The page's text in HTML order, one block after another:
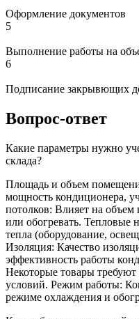
Оформление документов
5
Выполнение работы на
6
Подписание закрывющих
Вопрос-ответ
Какие параметры нужно
склада?
Площадь и объем
мощность кондиционера,
потолков: Влияет на
или обогревать. Тепловые
тепла (оборудование,
Изоляция: Качество
эффективность работы
Некоторые товары
условий. Режим работы:
режиме охлаждения и